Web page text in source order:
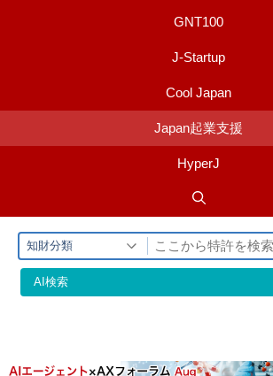
GNT100
J-Startup
Cool Japan
Japan起業支援
HyperJ
知財分類
AI検索